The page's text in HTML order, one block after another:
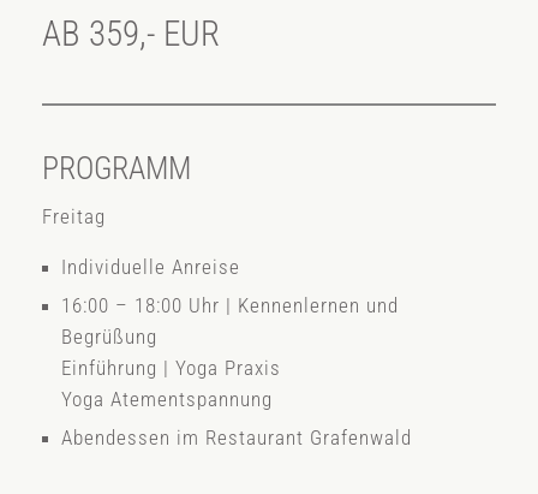
AB 359,- EUR
PROGRAMM
Freitag
Individuelle Anreise
16:00 – 18:00 Uhr | Kennenlernen und
Begrüßung
Einführung | Yoga Praxis
Yoga Atementspannung
Abendessen im Restaurant Grafenwald